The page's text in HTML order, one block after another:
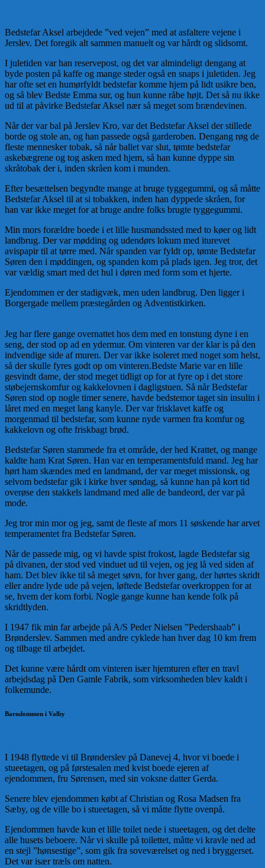
Bedstefar Aksel arbejdede ”ved vejen” med at asfaltere vejene i
Jerslev. Det foregik alt sammen manuelt og var hårdt og slidsomt.
I juletiden var han reservepost, og det var almindeligt dengang at
byde posten på kaffe og mange steder også en snaps i juletiden. Jeg
har ofte set en humørfyldt bedstefar komme hjem på lidt usikre ben,
og så blev Bedste Emma sur, og hun kunne råbe højt. Det så nu ikke
ud til at påvirke Bedstefar Aksel nær så meget som brændevinen.
Når der var bal på Jerslev Kro, var det Bedstefar Aksel der stillede
borde og stole an, og han passede også garderoben. Dengang røg de
fleste mennesker tobak, så når ballet var slut, tømte bedstefar
askebægrene og tog asken med hjem, så han kunne dyppe sin
skråtobak der i, inden skråen kom i munden.
Efter besættelsen begyndte mange at bruge tyggegummi, og så måtte
Bedstefar Aksel til at si tobakken, inden han dyppede skråen, for
han var ikke meget for at bruge andre folks brugte tyggegummi.
Min mors forældre boede i et lille husmandssted med to køer og lidt
landbrug. Der var mødding og udendørs lokum med iturevet
avispapir til at tørre med. Når spanden var fyldt op, tømte Bedstefar
Søren den i møddingen, og spanden kom på plads igen. Jeg tror, det
var vældig smart med det hul i døren med form som et hjerte.
Ejendommen er der stadigvæk, men uden landbrug. Den ligger i
Borgergade mellem præstegården og Adventistkirken.
Jeg har flere gange overnattet hos dem med en tonstung dyne i en
seng, der stod op ad en ydermur. Om vinteren var der klar is på den
indvendige side af muren. Der var ikke isoleret med noget som helst,
så der skulle fyres godt op om vinteren.Bedste Marie var en lille
gesvindt dame, der stod meget tidligt op for at fyre op i det store
støbejernskomfur og kakkelovnen i dagligstuen. Så når Bedstefar
Søren stod op nogle timer senere, havde bedstemor taget sin insulin i
låret med en meget lang kanyle. Der var frisklavet kaffe og
morgenmad til bedstefar, som kunne nyde varmen fra komfur og
kakkelovn og ofte friskbagt brød.
Bedstefar Søren stammede fra et område, der hed Krattet, og mange
kaldte ham Krat Søren. Han var en temperamentsfuld mand. Jeg har
hørt ham skændes med en landmand, der var meget missionsk, og
selvom bedstefar gik i kirke hver søndag, så kunne han på kort tid
overøse den stakkels landmand med alle de bandeord, der var på
mode.
Jeg tror min mor og jeg, samt de fleste af mors 11 søskende har arvet
temperamentet fra Bedstefar Søren.
Når de passede mig, og vi havde spist frokost, lagde Bedstefar sig
på divanen, der stod ved vinduet ud til vejen, og jeg lå ved siden af
ham. Det blev ikke til så meget søvn, for hver gang, der hørtes skridt
eller andre lyde ude på vejen, løftede Bedstefar overkroppen for at
se, hvem der kom forbi. Nogle gange kunne han kende folk på
skridtlyden.
I 1947 fik min far arbejde på A/S Peder Nielsen ”Pedershaab” i
Brønderslev. Sammen med andre cyklede han hver dag 10 km frem
og tilbage til arbejdet.
Det kunne være hårdt om vinteren især hjemturen efter en travl
arbejdsdag på Den Gamle Fabrik, som virksomheden blev kaldt i
folkemunde.
Barndommen i Valby
I 1948 flyttede vi til Brønderslev på Danevej 4, hvor vi boede i
stueetagen, og på førstesalen med kvist boede ejeren af
ejendommen, fru Sørensen, med sin voksne datter Gerda.
Senere blev ejendommen købt af Christian og Rosa Madsen fra
Sæby, og de ville bo i stueetagen, så vi måtte flytte ovenpå.
Ejendommen havde kun et lille toilet nede i stueetagen, og det delte
alle husets beboere. Når vi skulle på toilettet, måtte vi kravle ned ad
en stejl ”hønsestige”, som gik fra soveværelset og ned i bryggerset.
Det var især træls om natten.